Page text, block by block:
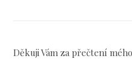
Děkuji Vám za přečtení